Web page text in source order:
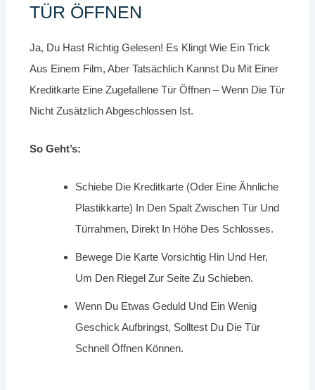
TÜR ÖFFNEN
Ja, Du Hast Richtig Gelesen! Es Klingt Wie Ein Trick
Aus Einem Film, Aber Tatsächlich Kannst Du Mit Einer
Kreditkarte Eine Zugefallene Tür Öffnen – Wenn Die Tür
Nicht Zusätzlich Abgeschlossen Ist.
So Geht’s:
Schiebe Die Kreditkarte (oder Eine Ähnliche
Plastikkarte) In Den Spalt Zwischen Tür Und
Türrahmen, Direkt In Höhe Des Schlosses.
Bewege Die Karte Vorsichtig Hin Und Her,
Um Den Riegel Zur Seite Zu Schieben.
Wenn Du Etwas Geduld Und Ein Wenig
Geschick Aufbringst, Solltest Du Die Tür
Schnell Öffnen Können.